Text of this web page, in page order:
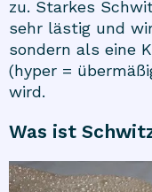
zu. Starkes
sehr lästig und
sondern als eine
(hyper =
wird.
Was ist